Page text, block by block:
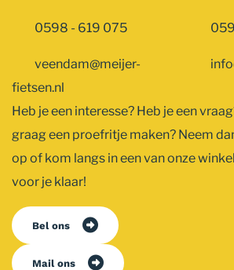
0598 - 619 075
veendam@meijer-
fietsen.nl
Heb je een interesse? Heb je een
graag een proefritje maken? Neem
op of kom langs in een van onze
voor je klaar!
Bel ons
Mail ons